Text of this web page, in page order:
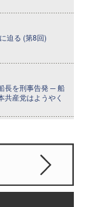
迫る (第8回)
長を刑事告発 ─ 船
共産党はようやく